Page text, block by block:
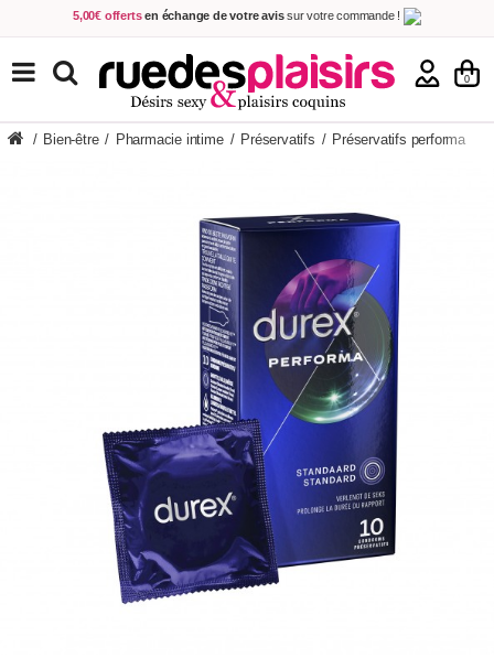
5,00€ offerts en échange de votre avissur votre commande !
Achetez aujourd'hui. Décidez quand payer !
Livraison en 48h
au prix de 2,90 € ! (Offerte dès 69,00€ d'achat)
0
TOUS NOS PRODUITS
/ Bien-être / Pharmacie intime / Préservatifs / Préservatifs performa